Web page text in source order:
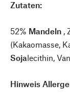
Zutaten:
52% Mandeln ,
(Kakaomasse,
Sojalecithin,
Hinweis